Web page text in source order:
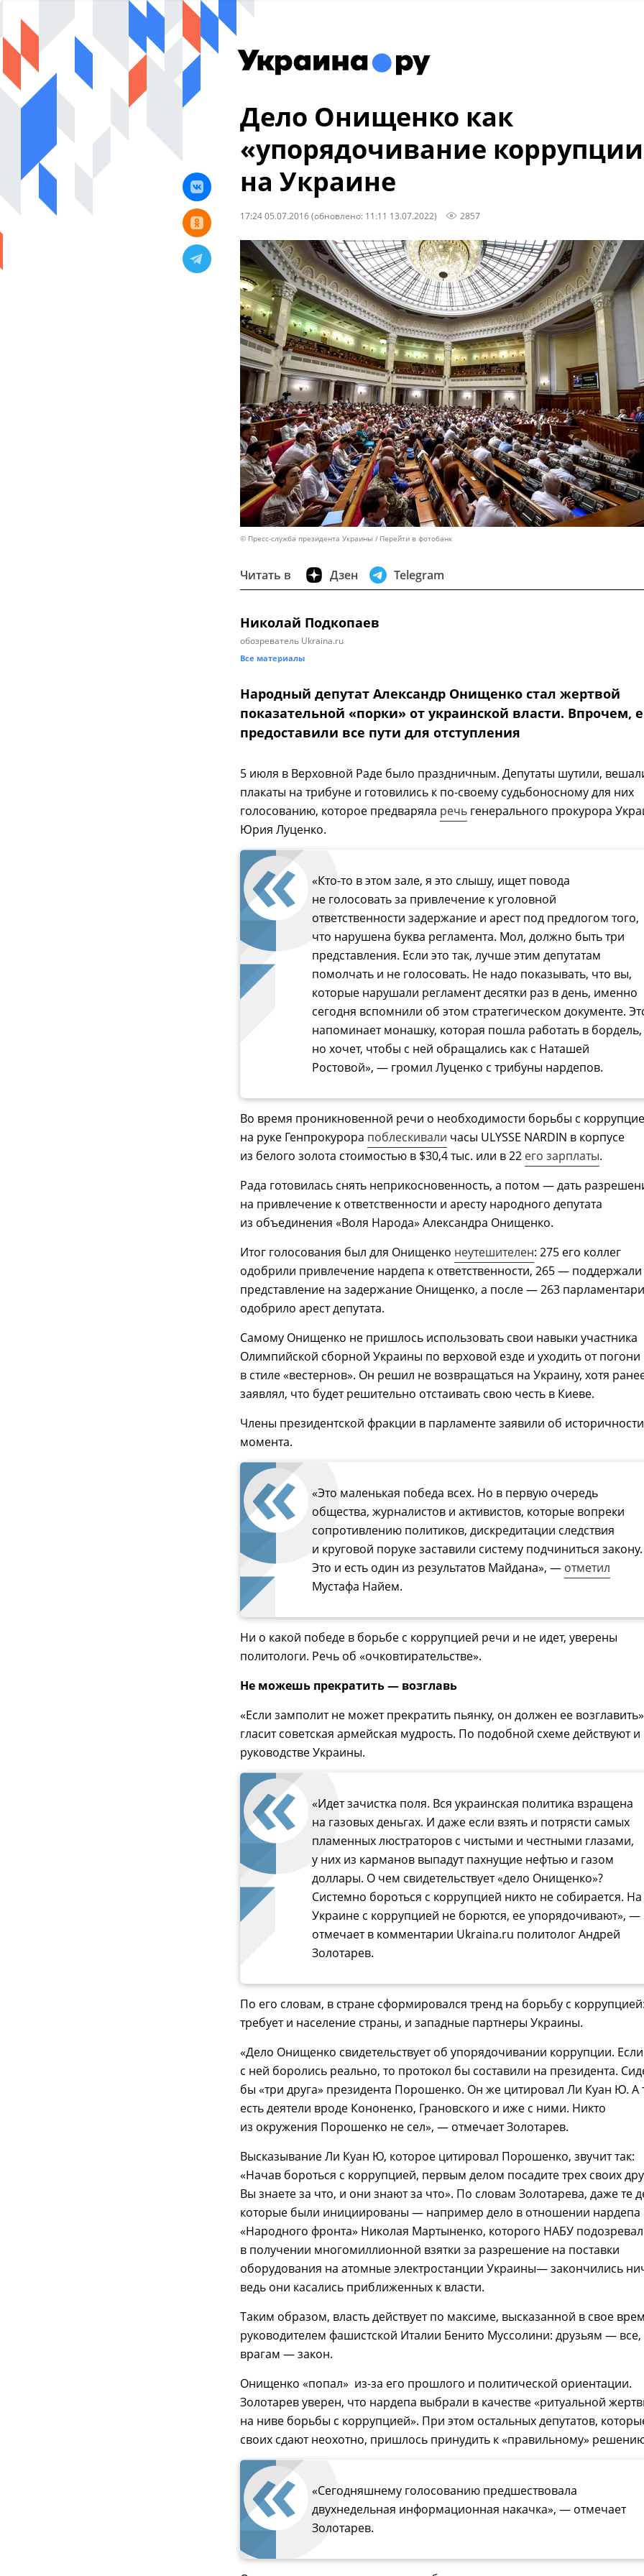
Дело Онищенко как
«упорядочивание
на Украине
17:24 05.07.2016(обновлено: 11:11 13.07.2022) 2857
© Пресс-служба президента Украины Перейти в фотобанк
Читать в Дзен Telegram
Николай Подкопаев
обозреватель Ukraina.ru
Все материалы
Народный депутат Александр Онищенко стал жертвой
показательной «порки» от украинской власти. Впрочем,
предоставили все пути для отступления
5 июля в Верховной Раде было праздничным. Депутаты шутили,
плакаты на трибуне и готовились к по-своему судьбоносному для них
голосованию, которое предваряла речь генерального прокурора
Юрия Луценко.
«Кто-то в этом зале, я это слышу, ищет повода
не голосовать за привлечение к уголовной
ответственности задержание и арест под предлогом того,
что нарушена буква регламента. Мол, должно быть три
представления. Если это так, лучше этим депутатам
помолчать и не голосовать. Не надо показывать, что вы,
которые нарушали регламент десятки раз в день, именно
сегодня вспомнили об этом стратегическом документе.
напоминает монашку, которая пошла работать в бордель,
но хочет, чтобы с ней обращались как с Наташей
Ростовой», — громил Луценко с трибуны нардепов.
Во время проникновенной речи о необходимости борьбы с
на руке Генпрокурора поблескивали часы ULYSSE NARDIN в корпусе
из белого золота стоимостью в $30,4 тыс. или в 22 его зарплаты.
Рада готовилась снять неприкосновенность, а потом — дать
на привлечение к ответственности и аресту народного депутата
из объединения «Воля Народа» Александра Онищенко.
Итог голосования был для Онищенко неутешителен: 275 его коллег
одобрили привлечение нардепа к ответственности, 265 — поддержали
представление на задержание Онищенко, а после — 263
одобрило арест депутата.
Самому Онищенко не пришлось использовать свои навыки участника
Олимпийской сборной Украины по верховой езде и уходить от погони
в стиле «вестернов». Он решил не возвращаться на Украину, хотя
заявлял, что будет решительно отстаивать свою честь в Киеве.
Члены президентской фракции в парламенте заявили об историчности
момента.
«Это маленькая победа всех. Но в первую очередь
общества, журналистов и активистов, которые вопреки
сопротивлению политиков, дискредитации следствия
и круговой поруке заставили систему подчиниться закону.
Это и есть один из результатов Майдана», — отметил
Мустафа Найем.
Ни о какой победе в борьбе с коррупцией речи и не идет, уверены
политологи. Речь об «очковтирательстве».
Не можешь прекратить — возглавь
«Если замполит не может прекратить пьянку, он должен ее
гласит советская армейская мудрость. По подобной схеме действуют и
руководстве Украины.
«Идет зачистка поля. Вся украинская политика взращена
на газовых деньгах. И даже если взять и потрясти самых
пламенных люстраторов с чистыми и честными глазами,
у них из карманов выпадут пахнущие нефтью и газом
доллары. О чем свидетельствует «дело Онищенко»?
Системно бороться с коррупцией никто не собирается. На
Украине с коррупцией не борются, ее упорядочивают», —
отмечает в комментарии Ukraina.ru политолог Андрей
Золотарев.
По его словам, в стране сформировался тренд на борьбу с
требует и население страны, и западные партнеры Украины.
«Дело Онищенко свидетельствует об упорядочивании коррупции.
с ней боролись реально, то протокол бы составили на президента.
бы «три друга» президента Порошенко. Он же цитировал Ли Куан Ю. А
есть деятели вроде Кононенко, Грановского и иже с ними. Никто
из окружения Порошенко не сел», — отмечает Золотарев.
Высказывание Ли Куан Ю, которое цитировал Порошенко, звучит так:
«Начав бороться с коррупцией, первым делом посадите трех своих
Вы знаете за что, и они знают за что». По словам Золотарева, даже те
которые были инициированы — например дело в отношении нардепа
«Народного фронта» Николая Мартыненко, которого НАБУ
в получении многомиллионной взятки за разрешение на поставки
оборудования на атомные электростанции Украины— закончились
ведь они касались приближенных к власти.
Таким образом, власть действует по максиме, высказанной в свое
руководителем фашистской Италии Бенито Муссолини: друзьям — все,
врагам — закон.
Онищенко «попал» из-за его прошлого и политической ориентации.
Золотарев уверен, что нардепа выбрали в качестве «ритуальной
на ниве борьбы с коррупцией». При этом остальных депутатов,
своих сдают неохотно, пришлось принудить к «правильному»
«Сегодняшнему голосованию предшествовала
двухнедельная информационная накачка», — отмечает
Золотарев.